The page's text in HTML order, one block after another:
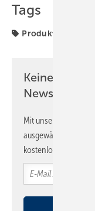
Tags
Produkte
Keine Zeit?
Newsletter!
Mit unserem
ausgewählte
kostenlos direkt ins